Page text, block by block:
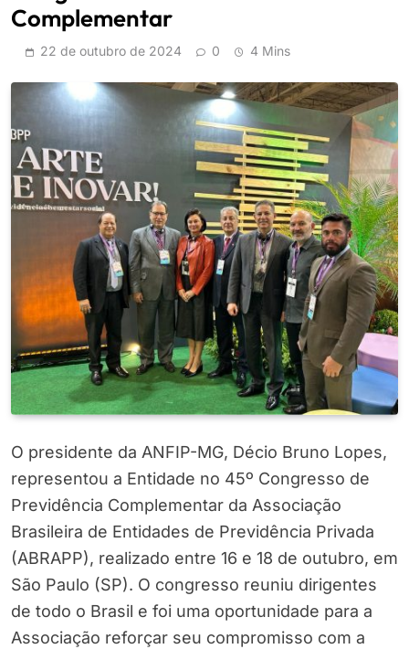
Complementar
22 de outubro de 2024 0 4 Mins
O presidente da ANFIP-MG, Décio Bruno Lopes,
representou a Entidade no 45º Congresso de
Previdência Complementar da Associação
Brasileira de Entidades de Previdência Privada
(ABRAPP), realizado entre 16 e 18 de outubro, em
São Paulo (SP). O congresso reuniu dirigentes
de todo o Brasil e foi uma oportunidade para a
Associação reforçar seu compromisso com a